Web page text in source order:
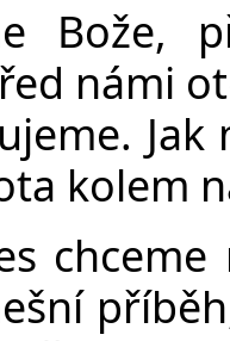
Bože,
námi
kolem